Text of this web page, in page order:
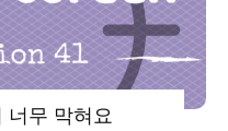
무 막혀요